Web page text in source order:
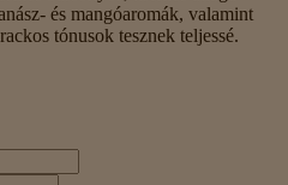
és mangóaromák, valamint
tónusok tesznek teljessé.